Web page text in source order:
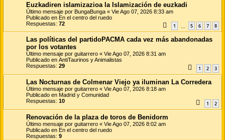
Euzkadiren islamizazioa la Islamización de euzkadi
Último mensaje por BungaBunga « Vie Ago 07, 2026 8:33 am
Publicado en En el centro del ruedo
Respuestas: 72 1 5 6 7 8
Las políticas del partidoPACMA cada vez más abandonadas
por los votantes
Último mensaje por guitarrero « Vie Ago 07, 2026 8:31 am
Publicado en AntiTaurinos y Animalistas
Respuestas: 29 1 2 3
Las Nocturnas de Colmenar Viejo ya iluminan La Corredera
Último mensaje por guitarrero « Vie Ago 07, 2026 8:18 am
Publicado en Madrid y Comunidad
Respuestas: 10 1 2
Renovación de la plaza de toros de Benidorm
Último mensaje por guitarrero « Vie Ago 07, 2026 8:02 am
Publicado en En el centro del ruedo
Respuestas: 9